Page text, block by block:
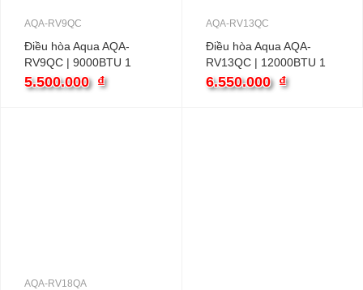
AQA-RV9QC
Điều hòa Aqua AQA-
RV9QC | 9000BTU 1
chiều inverter
5.500.000 ₫
AQA-RV13QC
Điều hòa Aqua AQA-
RV13QC | 12000BTU 1
chiều inverter
6.550.000 ₫
AQA-RV18QA